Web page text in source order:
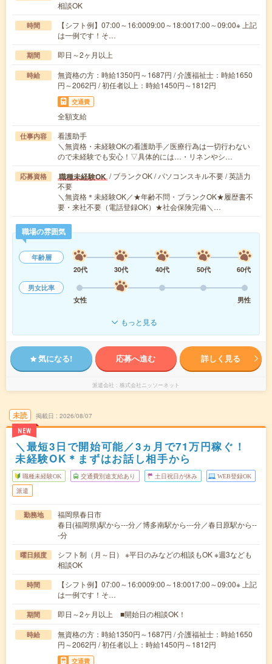
相談OK
時間
【シフト例】07:00～16:0009:00～18:0017:00～09:00※ 上記
は一例です！そ…
期間 即日～2ヶ月以上
時給
無資格の方：時給1350円～1687円 / 介護福祉士：時給1650
円～2062円 / 初任者以上：時給1450円～1812円
交通費
全額支給
仕事内容
看護助手
＼無資格・未経験OKの看護助手／医療行為は一切行わない
ので未経験でも安心！▽具体的には…・リネンやシ…
応募資格 職種未経験OK / ブランクOK / パソコンスキル不要 / 英語力
不要
＼無資格＊未経験OK／★年齢不問・ブランクOK★履歴書不
要・来社不要（電話登録OK）★社会保険完備＼…
職場の雰囲気
年齢層
20代
30代 40代 50代
60代
男女比率
女性
男性
もっと見る
気になる! 応募へ進む 詳しく見る
派遣会社 株式会社ニッソーネット
未読
NEW
掲載日 2026/08/07
＼最短3日で開始可能／3ヵ月で71万円稼ぐ！
未経験OK＊まずはお話し相手から
職種未経験OK 交通費別途支給あり 土日祝日が休み WEB登録OK
派遣
勤務地
福岡県春日市
春日(福岡県)駅から---分／博多南駅から---分／春日原駅から--
-分
曜日頻度
シフト制（月～日） ※平日のみなどの相談もOK ※週3なども
相談OK
時間
【シフト例】07:00～16:0009:00～18:0017:00～09:00※ 上記
は一例です！そ…
期間 即日～2ヶ月以上 ■開始日の相談OK！
時給
無資格の方：時給1350円～1687円 / 介護福祉士：時給1650
円～2062円 / 初任者以上：時給1450円～1812円
交通費